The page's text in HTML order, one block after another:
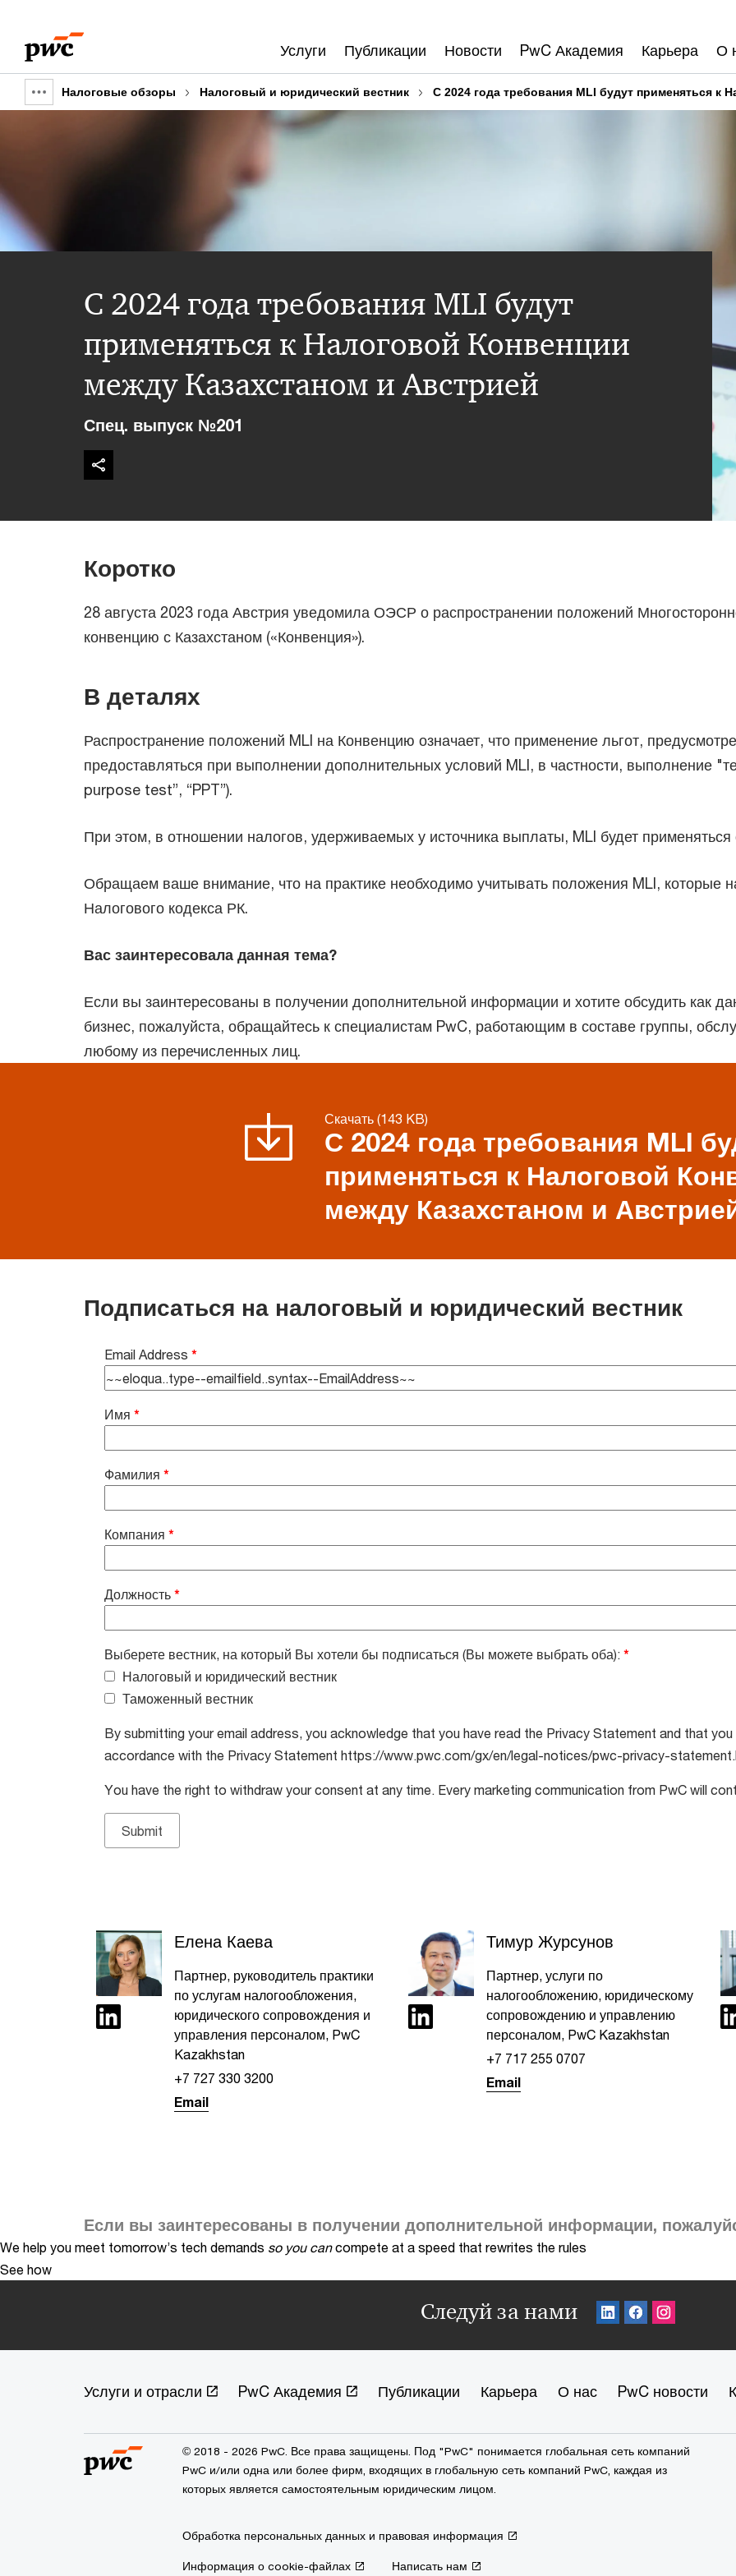
content
footer
Услуги Публикации Новости PwC Академия Карьера О
Show
Налоговые обзоры Налоговый и юридический вестник С 2024 года требования MLI будут применяться к
С 2024 года требования MLI будут
применяться к Налоговой Конвенции
между Казахстаном и Австрией
Спец. выпуск №201
Коротко
28 августа 2023 года Австрия уведомила ОЭСР о распространении положений
конвенцию с Казахстаном («Конвенция»).
В деталях
Распространение положений MLI на Конвенцию означает, что применение льгот,
предоставляться при выполнении дополнительных условий MLI, в частности, выполнение
purpose test”, “PPT”).
При этом, в отношении налогов, удерживаемых у источника выплаты, MLI будет применяться
Обращаем ваше внимание, что на практике необходимо учитывать положения MLI, которые
Налогового кодекса РК.
Вас заинтересовала данная тема?
Если вы заинтересованы в получении дополнительной информации и хотите обсудить как
бизнес, пожалуйста, обращайтесь к специалистам PwC, работающим в составе группы,
любому из перечисленных лиц.
Скачать (143 KB)
С 2024 года требования MLI
применяться к Налоговой
между Казахстаном и
Подписаться на налоговый и юридический вестник
Email Address *
Имя *
Фамилия *
Компания *
Должность *
Выберете вестник, на который Вы хотели бы подписаться (Вы можете выбрать оба): *
Налоговый и юридический вестник
Таможенный вестник
By submitting your email address, you acknowledge that you have read the Privacy Statement and that
accordance with the Privacy Statement https://www.pwc.com/gx/en/legal-notices/pwc-privacy-
You have the right to withdraw your consent at any time. Every marketing communication from PwC will
Елена Каева
Партнер, руководитель практики
по услугам налогообложения,
юридического сопровождения и
управления персоналом, PwC
Kazakhstan
+7 727 330 3200
Email
Тимур Журсунов
Партнер, услуги по
налогообложению, юридическому
сопровождению и управлению
персоналом, PwC Kazakhstan
+7 717 255 0707​
Email
Если вы заинтересованы в получении дополнительной информации,
We help you meet tomorrow’s tech demands so you can compete at a speed that rewrites the rules
See how
Следуй за нами
Услуги и отрасли PwC Академия Публикации Карьера О нас PwC новости
© 2018 - 2026 PwC. Все права защищены. Под "PwC" понимается глобальная сеть компаний
PwC и/или одна или более фирм, входящих в глобальную сеть компаний PwC, каждая из
которых является самостоятельным юридическим лицом.
Обработка персональных данных и правовая информация
Информация о cookie-файлах Написать нам